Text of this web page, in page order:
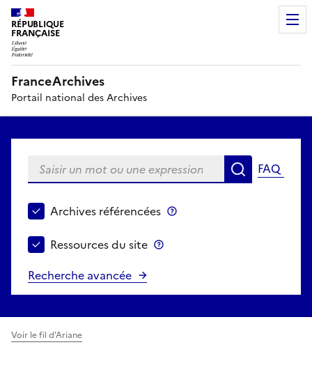
RÉPUBLIQUE
FRANÇAISE
FranceArchives
Portail national des Archives
Saisir un mot ou une expression Rechercher
FAQ
Choisir le périmètre de recherche
Archives référencées
Ressources du site
Recherche avancée
Voir le fil d’Ariane